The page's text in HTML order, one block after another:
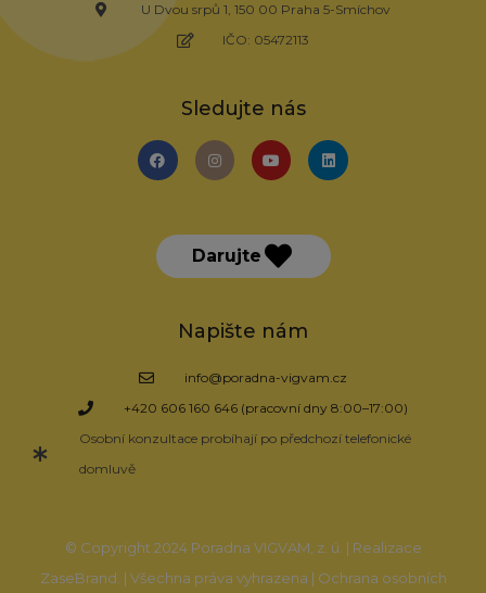
U Dvou srpů 1, 150 00 Praha 5-Smíchov
IČO: 05472113
Sledujte nás
Darujte
Napište nám
info@poradna-vigvam.cz
+420 606 160 646 (pracovní dny 8:00–17:00)
Osobní konzultace probíhají po předchozí telefonické
domluvě
© Copyright 2024 Poradna VIGVAM, z. ú. | Realizace
ZaseBrand. | Všechna práva vyhrazena | Ochrana osobních